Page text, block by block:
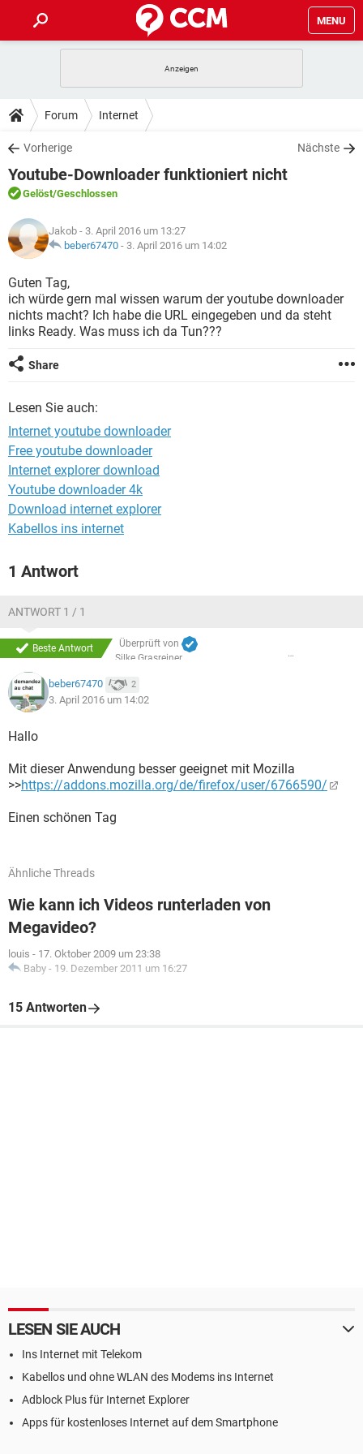
MENU
ANDROID
WINDOWS 10
WHATSAPP TIKTOK
FACEBOOK
TIPPS & TRICKS
SPIELE
WINDOWS 10
WHATSAPP
FACEBOOK HARDWARE
DOWNLOADS
SPIELE STREAMING
ANDROID
WINDOWS 10
WHATSAPP
FACEBOOK
FORUM
SPIELE
ANDROID IOS
WHATSAPP TIKTOK
FACEBOOK HARDWARE
LEXIKON
SPIELE
ANDROID
WINDOWS 10 INSTAGRAM
WHATSAPP
FACEBOOK
Forum Internet
Vorherige Nächste
Youtube-Downloader funktioniert nicht
Gelöst/Geschlossen
Jakob - 3. April 2016 um 13:27
beber67470 - 3. April 2016 um 14:02
Guten Tag,
ich würde gern mal wissen warum der youtube downloader
nichts macht? Ich habe die URL eingegeben und da steht
links Ready. Was muss ich da Tun???
Share
Lesen Sie auch:
Internet youtube downloader
Free youtube downloader
Internet explorer download
Youtube downloader 4k
Download internet explorer
Kabellos ins internet
1 Antwort
ANTWORT 1 / 1
Beste Antwort
Überprüft von
Silke Grasreiner
beber67470 2
3. April 2016 um 14:02
Hallo
Mit dieser Anwendung besser geeignet mit Mozilla
>>https://addons.mozilla.org/de/firefox/user/6766590/
Einen schönen Tag
Ähnliche Threads
Wie kann ich Videos runterladen von
Megavideo?
louis - 17. Oktober 2009 um 23:38
Baby - 19. Dezember 2011 um 16:27
15 Antworten
LESEN SIE AUCH
Ins Internet mit Telekom
Kabellos und ohne WLAN des Modems ins Internet
Adblock Plus für Internet Explorer
Apps für kostenloses Internet auf dem Smartphone